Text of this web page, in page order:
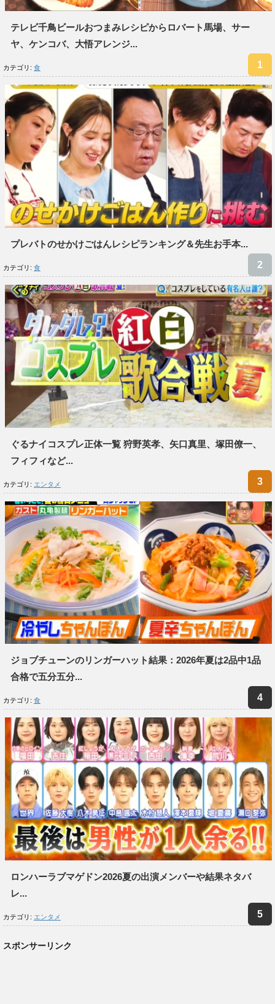
テレビ千鳥ビールおつまみレシピからロバート馬場、サー
ヤ、ケンコバ、大悟アレンジ...
カテゴリ: 食
プレバトのせかけごはんレシピランキング＆先生お手本...
カテゴリ: 食
ぐるナイコスプレ正体一覧 狩野英孝、矢口真里、塚田僚一、
フィフィなど...
カテゴリ: エンタメ
ジョブチューンのリンガーハット結果：2026年夏は2品中1品
合格で五分五分...
カテゴリ: 食
ロンハーラブマゲドン2026夏の出演メンバーや結果ネタバ
レ...
カテゴリ: エンタメ
スポンサーリンク